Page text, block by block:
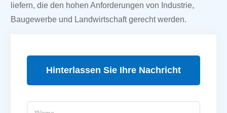
liefern, die den hohen Anforderungen von Industrie,
Baugewerbe und Landwirtschaft gerecht werden.
Hinterlassen Sie Ihre Nachricht